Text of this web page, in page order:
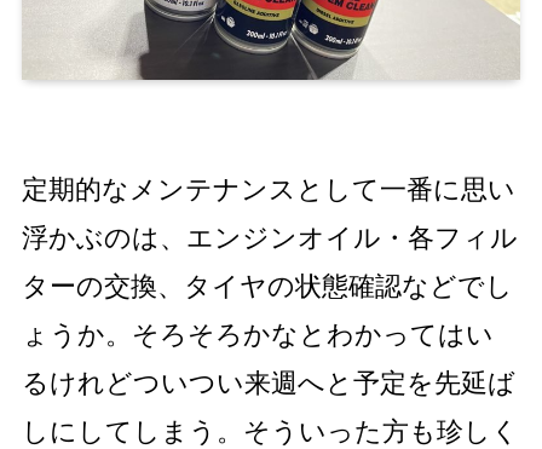
定期的なメンテナンスとして一番に思い
浮かぶのは、エンジンオイル・各フィル
ターの交換、タイヤの状態確認などでし
ょうか。そろそろかなとわかってはい
るけれどついつい来週へと予定を先延ば
しにしてしまう。そういった方も珍しく